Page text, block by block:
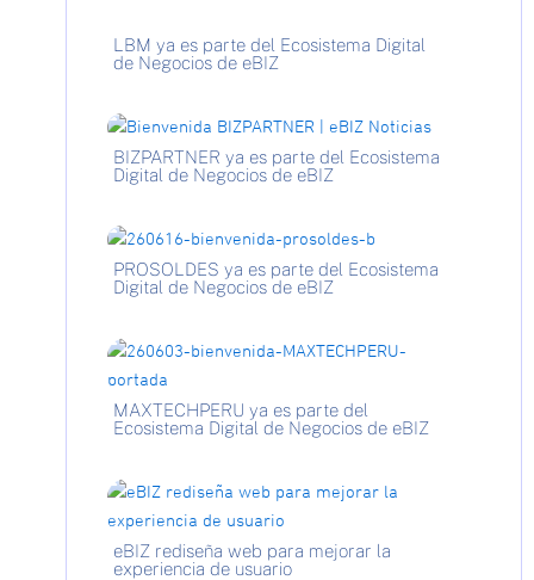
LBM ya es parte del Ecosistema Digital
de Negocios de eBIZ
BIZPARTNER ya es parte del Ecosistema
Digital de Negocios de eBIZ
PROSOLDES ya es parte del Ecosistema
Digital de Negocios de eBIZ
MAXTECHPERU ya es parte del
Ecosistema Digital de Negocios de eBIZ
eBIZ rediseña web para mejorar la
experiencia de usuario